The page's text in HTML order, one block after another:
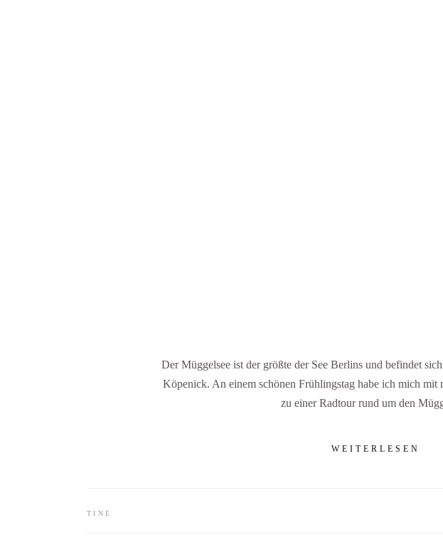
Der Müggelsee ist der größte der See Berlins und befindet
Köpenick. An einem schönen Frühlingstag habe ich mich mit
zu einer Radtour rund um den
WEITERLESEN
TINE